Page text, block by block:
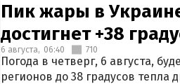
Пик жары в
достигнет +38
6 августа, 06:40 710
Погода в четверг, 6 августа,
регионов до 38 градусов тепла